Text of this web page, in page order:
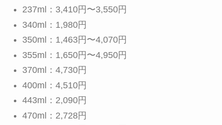
237ml：3,410円〜3,550円
340ml：1,980円
350ml：1,463円〜4,070円
355ml：1,650円〜4,950円
370ml：4,730円
400ml：4,510円
443ml：2,090円
470ml：2,728円